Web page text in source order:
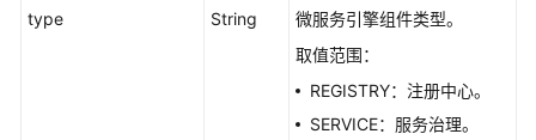
type String
微服务引擎组件类型。
取值范围：
REGISTRY：注册中心。
SERVICE：服务治理。